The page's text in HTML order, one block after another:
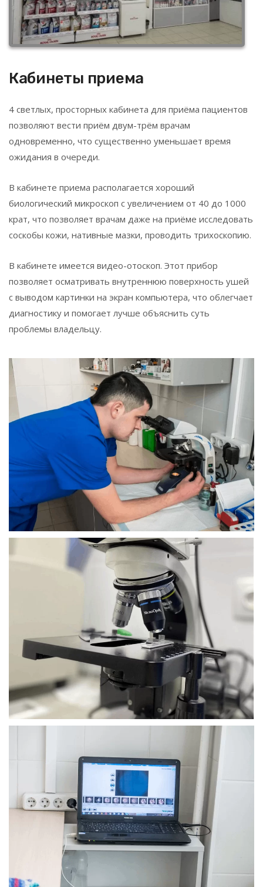
Кабинеты приема
4 светлых, просторных кабинета для приёма пациентов
позволяют вести приём двум-трём врачам
одновременно, что существенно уменьшает время
ожидания в очереди.
В кабинете приема располагается хороший
биологический микроскоп с увеличением от 40 до 1000
крат, что позволяет врачам даже на приёме исследовать
соскобы кожи, нативные мазки, проводить трихоскопию.
В кабинете имеется видео-отоскоп. Этот прибор
позволяет осматривать внутреннюю поверхность ушей
с выводом картинки на экран компьютера, что облегчает
диагностику и помогает лучше объяснить суть
проблемы владельцу.